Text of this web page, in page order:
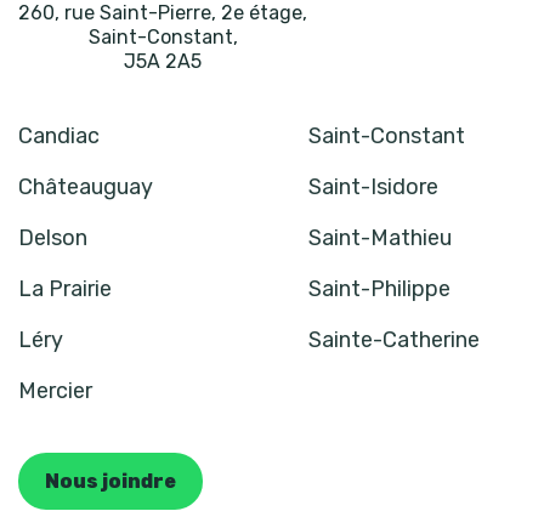
260, rue Saint-Pierre, 2e étage,
Saint-Constant,
J5A 2A5
Candiac
Saint-Constant
Châteauguay
Saint-Isidore
Delson
Saint-Mathieu
La Prairie
Saint-Philippe
Léry
Sainte-Catherine
Mercier
Nous joindre